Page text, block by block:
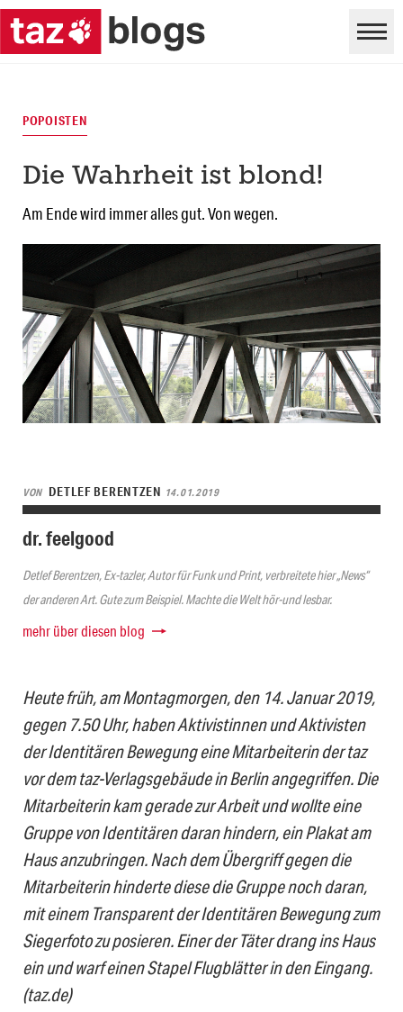
POPOISTEN
Die Wahrheit ist blond!
Am Ende wird immer alles gut. Von wegen.
VON DETLEF BERENTZEN 14.01.2019
dr. feelgood
Detlef Berentzen, Ex-tazler, Autor für Funk und Print, verbreitete hier „News“
der anderen Art. Gute zum Beispiel. Machte die Welt hör-und lesbar.
mehr über diesen blog
Heute früh, am Montagmorgen, den 14. Januar 2019,
gegen 7.50 Uhr, haben Aktivistinnen und Aktivisten
der Identitären Bewegung eine Mitarbeiterin der taz
vor dem taz-Verlagsgebäude in Berlin angegriffen. Die
Mitarbeiterin kam gerade zur Arbeit und wollte eine
Gruppe von Identitären daran hindern, ein Plakat am
Haus anzubringen. Nach dem Übergriff gegen die
Mitarbeiterin hinderte diese die Gruppe noch daran,
mit einem Transparent der Identitären Bewegung zum
Siegerfoto zu posieren. Einer der Täter drang ins Haus
ein und warf einen Stapel Flugblätter in den Eingang.
(taz.de)